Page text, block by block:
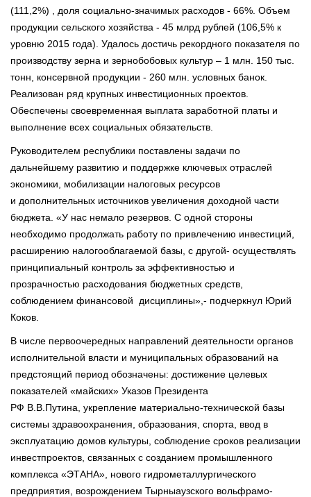
(111,2%) , доля социально-значимых расходов - 66%. Объем
продукции сельского хозяйства - 45 млрд рублей (106,5% к
уровню 2015 года). Удалось достичь рекордного показателя по
производству зерна и зернобобовых культур – 1 млн. 150 тыс.
тонн, консервной продукции - 260 млн. условных банок.
Реализован ряд крупных инвестиционных проектов.
Обеспечены своевременная выплата заработной платы и
выполнение всех социальных обязательств.
Руководителем республики поставлены задачи по
дальнейшему развитию и поддержке ключевых отраслей
экономики, мобилизации налоговых ресурсов
и дополнительных источников увеличения доходной части
бюджета. «У нас немало резервов. С одной стороны
необходимо продолжать работу по привлечению инвестиций,
расширению налогооблагаемой базы, с другой- осуществлять
принципиальный контроль за эффективностью и
прозрачностью расходования бюджетных средств,
соблюдением финансовой дисциплины»,- подчеркнул Юрий
Коков.
В числе первоочередных направлений деятельности органов
исполнительной власти и муниципальных образований на
предстоящий период обозначены: достижение целевых
показателей «майских» Указов Президента
РФ В.В.Путина, укрепление материально-технической базы
системы здравоохранения, образования, спорта, ввод в
эксплуатацию домов культуры, соблюдение сроков реализации
инвестпроектов, связанных с созданием промышленного
комплекса «ЭТАНА», нового гидрометаллургического
предприятия, возрождением Тырныаузского вольфрамо-